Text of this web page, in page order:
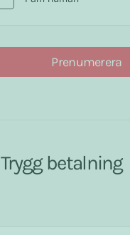
Prenumerera
Trygg betalning